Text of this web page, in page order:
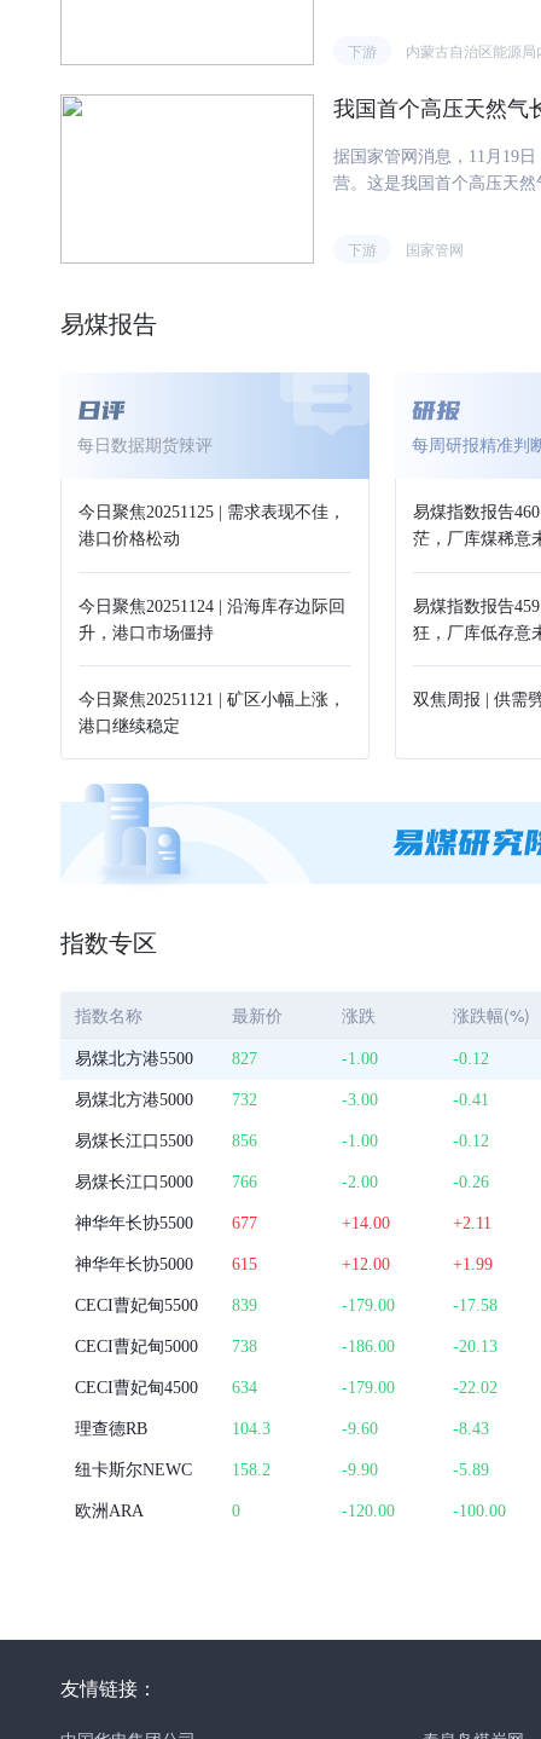
组在复杂工况下的适应能
系、巩固壮大实体经济根
靠的能源保障，推动"十五
率，公共电网向项目供电
项目应统筹考虑内部源荷
的并网容量，并与电网企
表计量条件，在内部发电
下游 内蒙古自治区能源
我国首个高压天然气
据国家管网消息，11月19
营。这是我国首个高压天
原理是通过回收管道输送
供气任务，为居民及企业
技术与3D打印叶轮，以自
同时，成功解决了高压力
项目按照"自发自用、余电
吨。普通天然气分输站场
中压力能浪费的难题，也
策，是国家管网集团在"双
下游 国家管网
易煤报告
每日数据期货辣评
今日聚焦20251125 | 需求表现不佳，
港口价格松动
今日聚焦20251124 | 沿海库存边际回
升，港口市场僵持
今日聚焦20251121 | 矿区小幅上涨，
港口继续稳定
每周研报精准判
易煤指数报告
茫，厂库煤稀意
易煤指数报告
狂，厂库低存意
双焦周
指数专区
指数名称 最新价 涨跌 涨跌幅(%)
易煤北方港5500 827 -1.00 -0.12
易煤北方港5000 732 -3.00 -0.41
易煤长江口5500 856 -1.00 -0.12
易煤长江口5000 766 -2.00 -0.26
神华年长协5500 677 +14.00 +2.11
神华年长协5000 615 +12.00 +1.99
CECI曹妃甸5500 839 -179.00 -17.58
CECI曹妃甸5000 738 -186.00 -20.13
CECI曹妃甸4500 634 -179.00 -22.02
理查德RB 104.3 -9.60 -8.43
纽卡斯尔NEWC 158.2 -9.90 -5.89
欧洲ARA 0 -120.00 -100.00
CICI华东5500
友情链接：